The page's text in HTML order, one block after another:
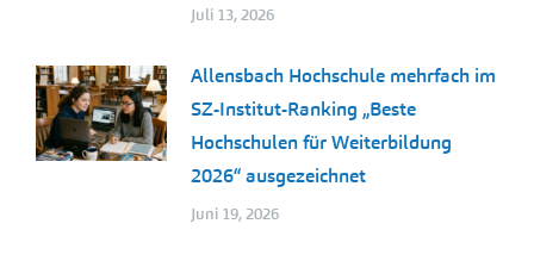
Juli 13, 2026
Allensbach Hochschule mehrfach im
SZ-Institut-Ranking „Beste
Hochschulen für Weiterbildung
2026“ ausgezeichnet
Juni 19, 2026